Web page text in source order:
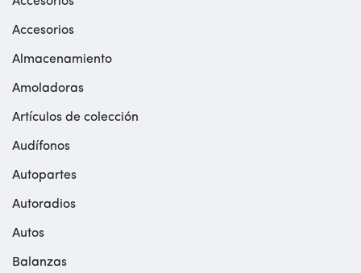
Accesorios
Almacenamiento
Amoladoras
Artículos de colección
Audífonos
Autopartes
Autoradios
Autos
Balanzas